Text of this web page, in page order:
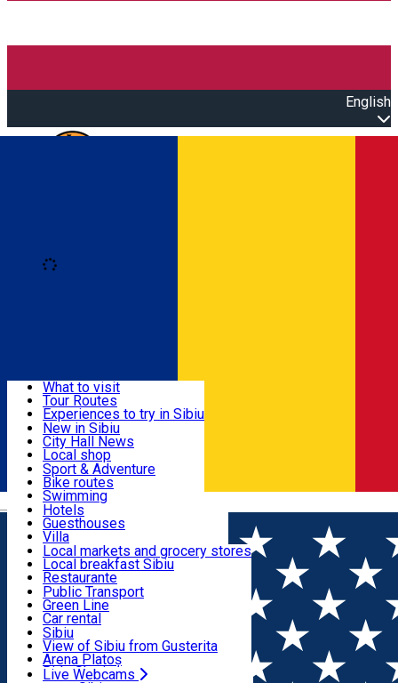
English
Română
Useful info
Activities & Adventure
Accommodation
Food, Drinks & Nightlife
Transport & Parking
Live Webcams
What to visit
Tour Routes
Experiences to try in Sibiu
Podcast
Culture
Museums
Churches
Parks, Zoo
County of Sibiu
New in Sibiu
City Hall News
Local shop
Sibiu artisans
Sibiul Verde
Public services
Education
How do I get to Sibiu
Tourist Info
Tour Guides
Guided tours
Publicații locale
Beauty salons
Sport & Adventure
Bike routes
Swimming
Riding
Indoor activities
Loc de joacă indoor
Loc de joacă outdoor
Ski
Ice skating
Yoga
Hotels
Guesthouses
Villa
Hostels
Motel
Camping
Renting rooms
Rooms for rent
Accommodation outside Sibiu
Local markets and grocery stores
Local breakfast Sibiu
Restaurante
Pizza
Fast Food
Coffee
Sweets
Pub, Bar
Night clubs
Bakeries
Public Transport
Green Line
Car rental
Rent a bike
Scooter rentals
Taxi
Ride Sharing
Sibiu
View of Sibiu from Gusterita
Arena Platoș
Live Webcams